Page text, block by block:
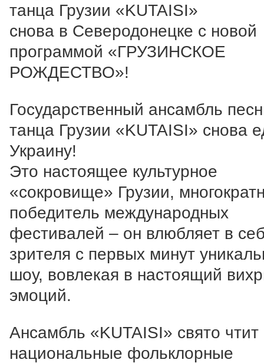
танца Грузии «KUTAISI»
снова в Северодонецке с новой
программой «ГРУЗИНСКОЕ
РОЖДЕСТВО»!
Государственный ансамбль
танца Грузии «KUTAISI» снова
Украину!
Это настоящее культурное
«сокровище» Грузии,
победитель международных
фестивалей – он влюбляет в
зрителя с первых минут
шоу, вовлекая в настоящий
эмоций.
Ансамбль «KUTAISI» свято чтит
национальные фольклорные